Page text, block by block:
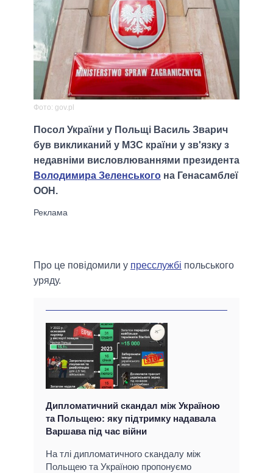
Фото: gov.pl
Посол України у Польщі Василь Зварич
був викликаний у МЗС країни у зв'язку з
недавніми висловлюваннями президента
Володимира Зеленського на Генасамблеї
ООН.
Про це повідомили у пресслужбі польського
уряду.
Дипломатичний скандал між Україною
та Польщею: яку підтримку надавала
Варшава під час війни
На тлі дипломатичного скандалу між
Польщею та Україною пропонуємо